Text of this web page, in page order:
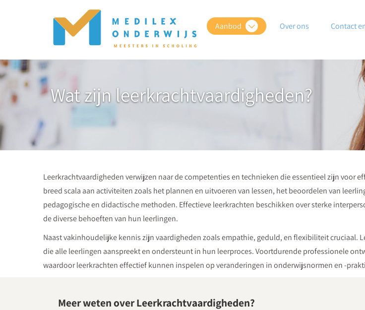
Aanbod Over ons Contact
Wat zijn leerkrachtvaardigheden?
Leerkrachtvaardigheden verwijzen naar de competenties en technieken die essentieel zijn voor
breed scala aan activiteiten zoals het plannen en uitvoeren van lessen, het beoordelen van
pedagogische en didactische methoden. Effectieve leerkrachten beschikken over sterke
de diverse behoeften van hun leerlingen.
Naast vakinhoudelijke kennis zijn vaardigheden zoals empathie, geduld, en flexibiliteit cruciaal.
die alle leerlingen aanspreekt en ondersteunt in hun leerproces. Voortdurende professionele
waardoor leerkrachten effectief kunnen inspelen op veranderingen in onderwijsnormen en -
Meer weten over Leerkrachtvaardigheden?